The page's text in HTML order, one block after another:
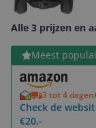
Alle 3 prijzen en
Meest
3 tot 4 dagen
Check de
€20,-
Bekijk product